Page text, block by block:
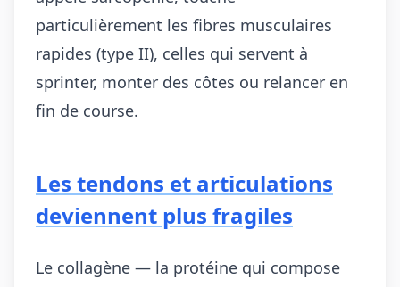
particulièrement les fibres musculaires
rapides (type II), celles qui servent à
sprinter, monter des côtes ou relancer en
fin de course.
Les tendons et articulations
deviennent plus fragiles
Le collagène — la protéine qui compose